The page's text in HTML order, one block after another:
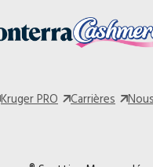
Kruger PRO Carrières